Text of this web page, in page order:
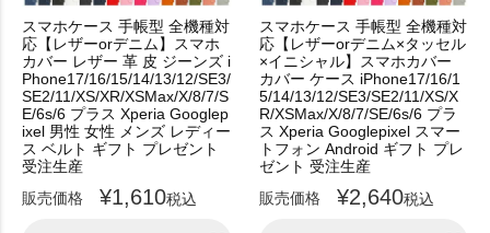
スマホケース 手帳型 全機種対
応【レザーorデニム】スマホ
カバー レザー 革 皮 ジーンズ i
Phone17/16/15/14/13/12/SE3/
SE2/11/XS/XR/XSMax/X/8/7/S
E/6s/6 プラス Xperia Googlep
ixel 男性 女性 メンズ レディー
ス ベルト ギフト プレゼント
受注生産
販売価格
¥1,610税込
スマホケース 手帳型 全機種対
応【レザーorデニム×タッセル
×イニシャル】スマホカバー
カバー ケース iPhone17/16/1
5/14/13/12/SE3/SE2/11/XS/X
R/XSMax/X/8/7/SE/6s/6 プラ
ス Xperia Googlepixel スマー
トフォン Android ギフト プレ
ゼント 受注生産
販売価格
¥2,640税込